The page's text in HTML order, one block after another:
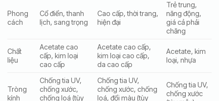
Phong
cách
Cổ điển, thanh
lịch, sang trọng
Cao cấp, thời trang,
hiện đại
Trẻ trung,
năng động,
giá cả phải
chăng
Chất
liệu
Acetate cao
cấp, kim loại
cao cấp
Acetate cao cấp,
kim loại cao cấp,
da cao cấp
Acetate, kim
loại, nhựa
Tròng
kính
Chống tia UV,
chống xước,
chống loá (tùy
Chống tia UV,
chống xước, chống
loá, đổi màu (tùy
Chống tia UV,
chống xước